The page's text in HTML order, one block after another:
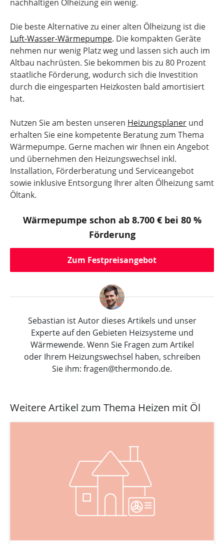
nachhaltigen Ölheizung ein wenig.
Die beste Alternative zu einer alten Ölheizung ist die
Luft-Wasser-Wärmepumpe. Die kompakten Geräte
nehmen nur wenig Platz weg und lassen sich auch im
Altbau nachrüsten. Sie bekommen bis zu 80 Prozent
staatliche Förderung, wodurch sich die Investition
durch die eingesparten Heizkosten bald amortisiert
hat.
Nutzen Sie am besten unseren Heizungsplaner und
erhalten Sie eine kompetente Beratung zum Thema
Wärmepumpe. Gerne machen wir Ihnen ein Angebot
und übernehmen den Heizungswechsel inkl.
Installation, Förderberatung und Serviceangebot
sowie inklusive Entsorgung Ihrer alten Ölheizung samt
Öltank.
Wärmepumpe schon ab 8.700 € bei 80 %
Förderung
Zum Festpreisangebot
Sebastian ist Autor dieses Artikels und unser
Experte auf den Gebieten Heizsysteme und
Wärmewende. Wenn Sie Fragen zum Artikel
oder Ihrem Heizungswechsel haben, schreiben
Sie ihm: fragen@thermondo.de.
Weitere Artikel zum Thema Heizen mit Öl